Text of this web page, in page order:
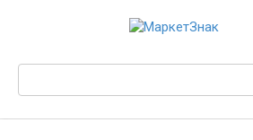
Поиск: